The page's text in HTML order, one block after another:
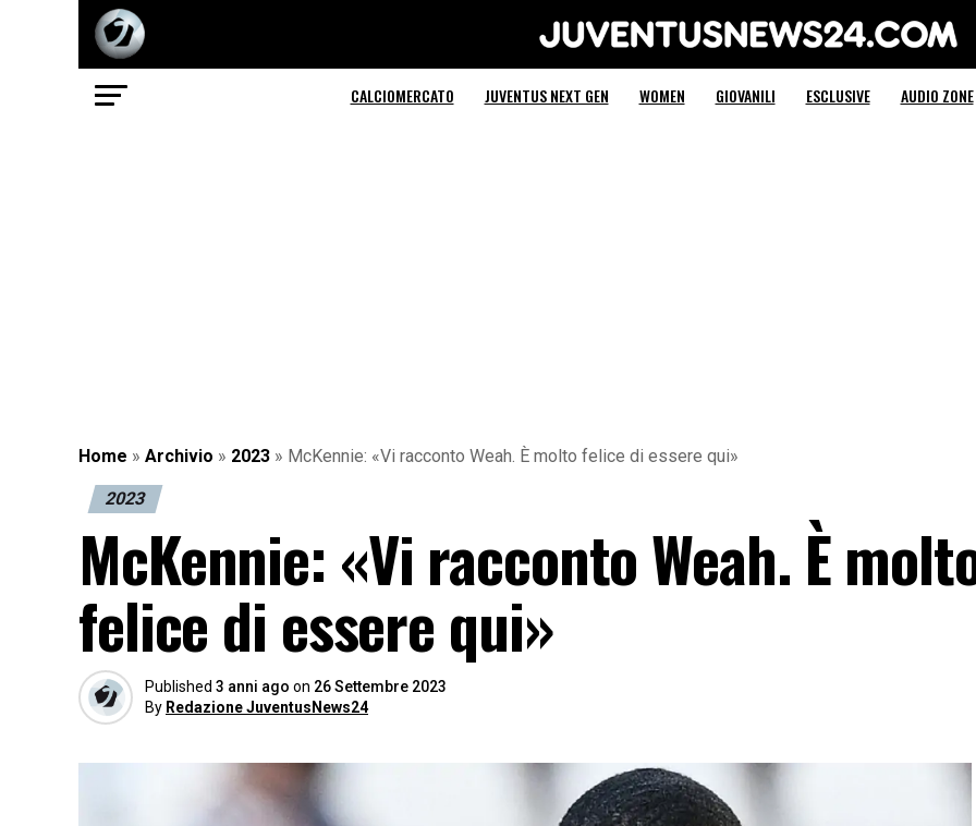
Juventus News 24
CALCIOMERCATO JUVENTUS NEXT GEN WOMEN GIOVANILI ESCLUSIVE AUDIO ZONE
Home » Archivio » 2023 » McKennie: «Vi racconto Weah. È molto felice di essere qui»
2023
McKennie: «Vi racconto Weah. È
felice di essere qui»
Published 3 anni ago on 26 Settembre 2023
By Redazione JuventusNews24